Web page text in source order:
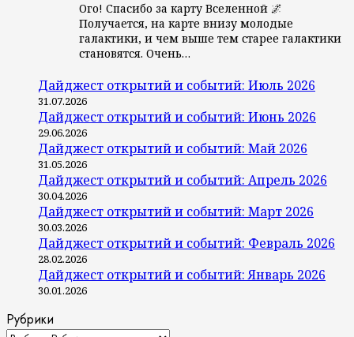
Ого! Спасибо за карту Вселенной 🌌
Получается, на карте внизу молодые
галактики, и чем выше тем старее галактики
становятся. Очень…
Дайджест открытий и событий: Июль 2026
31.07.2026
Дайджест открытий и событий: Июнь 2026
29.06.2026
Дайджест открытий и событий: Май 2026
31.05.2026
Дайджест открытий и событий: Апрель 2026
30.04.2026
Дайджест открытий и событий: Март 2026
30.03.2026
Дайджест открытий и событий: Февраль 2026
28.02.2026
Дайджест открытий и событий: Январь 2026
30.01.2026
Рубрики